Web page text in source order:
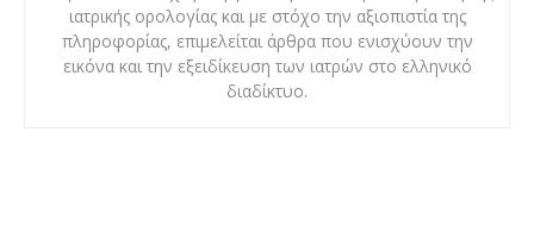
ιατρικής ορολογίας και με στόχο την αξιοπιστία της
πληροφορίας, επιμελείται άρθρα που ενισχύουν την
εικόνα και την εξειδίκευση των ιατρών στο ελληνικό
διαδίκτυο.